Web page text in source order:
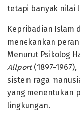
tetapi banyak nilai
Kepribadian Islam
menekankan
Menurut Psikolog
Allport(1897-
sistem raga
yang menentukan
lingkungan.